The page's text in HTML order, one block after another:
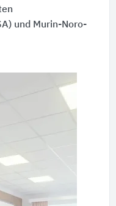
und Murin-Noro-